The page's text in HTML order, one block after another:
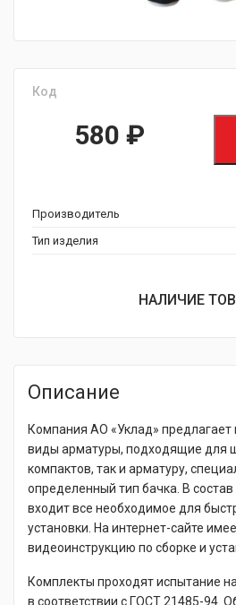
Код
580 ₽
Производитель
Тип изделия
НАЛИЧИЕ
Описание
Компания АО «Уклад» предлагает
виды арматуры, подходящие для
компактов, так и арматуру,
определенный тип бачка. В
входит все необходимое для
установки. На интернет-сайте
видеоинструкцию по сборке и
Комплекты проходят испытание
в соответствии с ГОСТ 21485-94.